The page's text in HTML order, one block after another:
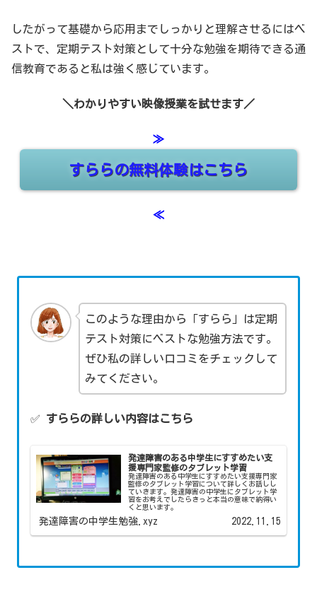
したがって基礎から応用までしっかりと理解させるにはベ
ストで、定期テスト対策として十分な勉強を期待できる通
信教育であると私は強く感じています。
＼わかりやすい映像授業を試せます／
≫
すららの無料体験はこちら
≪
このような理由から「すらら」は定期
テスト対策にベストな勉強方法です。
ぜひ私の詳しい口コミをチェックして
みてください。
✅ すららの詳しい内容はこちら
発達障害のある中学生にすすめたい支
援専門家監修のタブレット学習
発達障害のある中学生にすすめたい支援専門家
監修のタブレット学習について詳しくお話しし
ていきます。発達障害の中学生にタブレット学
習をお考えでしたらきっと本当の意味で納得い
くと思います。
発達障害の中学生勉強.xyz 2022.11.15